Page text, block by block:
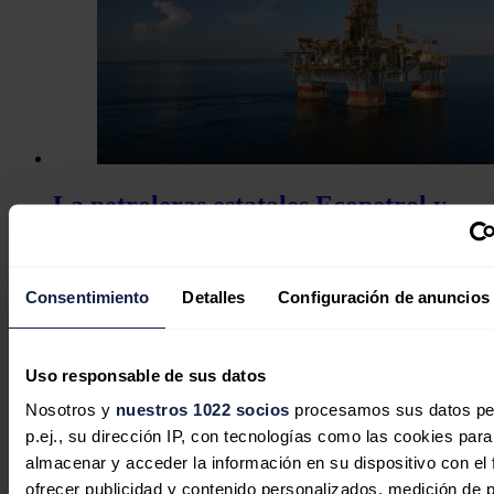
Consentimiento Detalles Configuración de anuncios
Uso responsable de sus datos
Nosotros y nuestros 1022 socios procesamos sus datos
p.ej., su dirección IP, con tecnologías como las cookies para
almacenar y acceder la información en su dispositivo con el
ofrecer publicidad y contenido personalizados, medición de
La petroleras estatales Ecopetrol y
colombiano
Industria abre la convocatoria de